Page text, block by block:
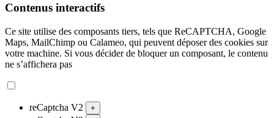
Contenus interactifs
Ce site utilise des composants tiers, tels que ReCAPTCHA, Google
Maps, MailChimp ou Calameo, qui peuvent déposer des cookies sur
votre machine. Si vous décider de bloquer un composant, le contenu
ne s’affichera pas
reCaptcha V2 +